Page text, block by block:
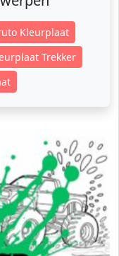
Kleurplaat
Trekker